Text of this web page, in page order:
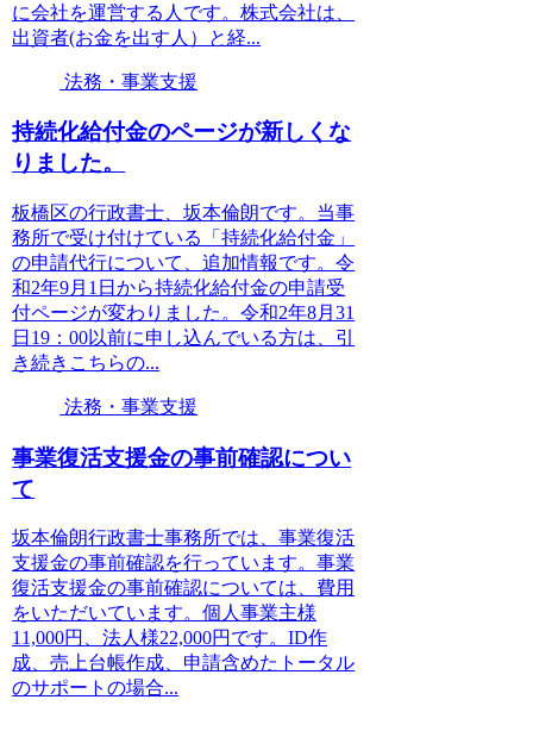
に会社を運営する人です。株式会社は、
出資者(お金を出す人）と経...
法務・事業支援
持続化給付金のページが新しくな
りました。
板橋区の行政書士、坂本倫朗です。当事
務所で受け付けている「持続化給付金」
の申請代行について、追加情報です。令
和2年9月1日から持続化給付金の申請受
付ページが変わりました。令和2年8月31
日19：00以前に申し込んでいる方は、引
き続きこちらの...
法務・事業支援
事業復活支援金の事前確認につい
て
坂本倫朗行政書士事務所では、事業復活
支援金の事前確認を行っています。事業
復活支援金の事前確認については、費用
をいただいています。個人事業主様
11,000円、法人様22,000円です。ID作
成、売上台帳作成、申請含めたトータル
のサポートの場合...